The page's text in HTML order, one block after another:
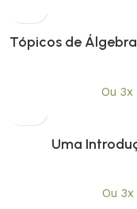
Tópicos de
Ou 3x
Uma
Ou 3x